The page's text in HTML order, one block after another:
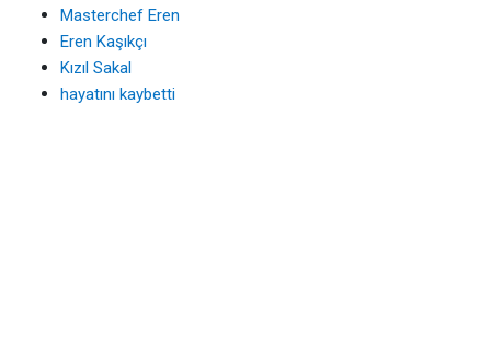
Masterchef Eren
Eren Kaşıkçı
Kızıl Sakal
hayatını kaybetti